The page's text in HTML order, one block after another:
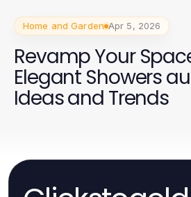
Home and Garden Apr 5, 2026
Revamp Your
Elegant Showers
Ideas and Trends